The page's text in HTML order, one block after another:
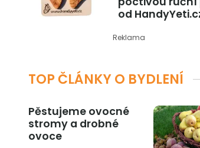
od
Reklama
TOP ČLÁNKY O BYDLENÍ
Pěstujeme ovocné
stromy a drobné
ovoce